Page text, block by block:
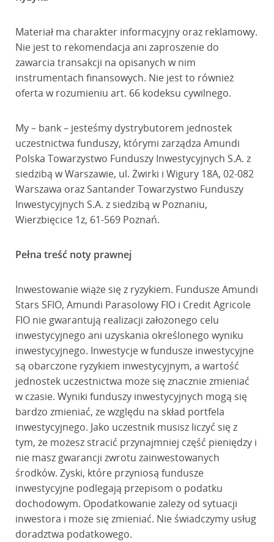
Materiał ma charakter informacyjny oraz reklamowy.
Nie jest to rekomendacja ani zaproszenie do
zawarcia transakcji na opisanych w nim
instrumentach finansowych. Nie jest to również
oferta w rozumieniu art. 66 kodeksu cywilnego.
My – bank – jesteśmy dystrybutorem jednostek
uczestnictwa funduszy, którymi zarządza Amundi
Polska Towarzystwo Funduszy Inwestycyjnych S.A. z
siedzibą w Warszawie, ul. Żwirki i Wigury 18A, 02-082
Warszawa oraz Santander Towarzystwo Funduszy
Inwestycyjnych S.A. z siedzibą w Poznaniu,
Wierzbięcice 1z, 61-569 Poznań.
Pełna treść noty prawnej
Inwestowanie wiąże się z ryzykiem. Fundusze Amundi
Stars SFIO, Amundi Parasolowy FIO i Credit Agricole
FIO nie gwarantują realizacji założonego celu
inwestycyjnego ani uzyskania określonego wyniku
inwestycyjnego. Inwestycje w fundusze inwestycyjne
są obarczone ryzykiem inwestycyjnym, a wartość
jednostek uczestnictwa może się znacznie zmieniać
w czasie. Wyniki funduszy inwestycyjnych mogą się
bardzo zmieniać, ze względu na skład portfela
inwestycyjnego. Jako uczestnik musisz liczyć się z
tym, że możesz stracić przynajmniej część pieniędzy i
nie masz gwarancji zwrotu zainwestowanych
środków. Zyski, które przyniosą fundusze
inwestycyjne podlegają przepisom o podatku
dochodowym. Opodatkowanie zależy od sytuacji
inwestora i może się zmieniać. Nie świadczymy usług
doradztwa podatkowego.